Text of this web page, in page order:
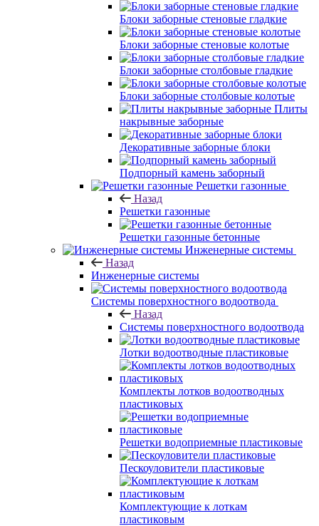
Блоки заборные стеновые гладкие
Блоки заборные стеновые колотые
Блоки заборные столбовые гладкие
Блоки заборные столбовые колотые
Плиты
накрывные заборные
Декоративные заборные блоки
Подпорный камень заборный
Решетки газонные
Назад
Решетки газонные
Решетки газонные бетонные
Инженерные системы
Назад
Инженерные системы
Системы поверхностного водоотвода
Назад
Системы поверхностного водоотвода
Лотки водоотводные пластиковые
Комплекты лотков водоотводных
пластиковых
Решетки водоприемные пластиковые
Пескоуловители пластиковые
Комплектующие к лоткам
пластиковым